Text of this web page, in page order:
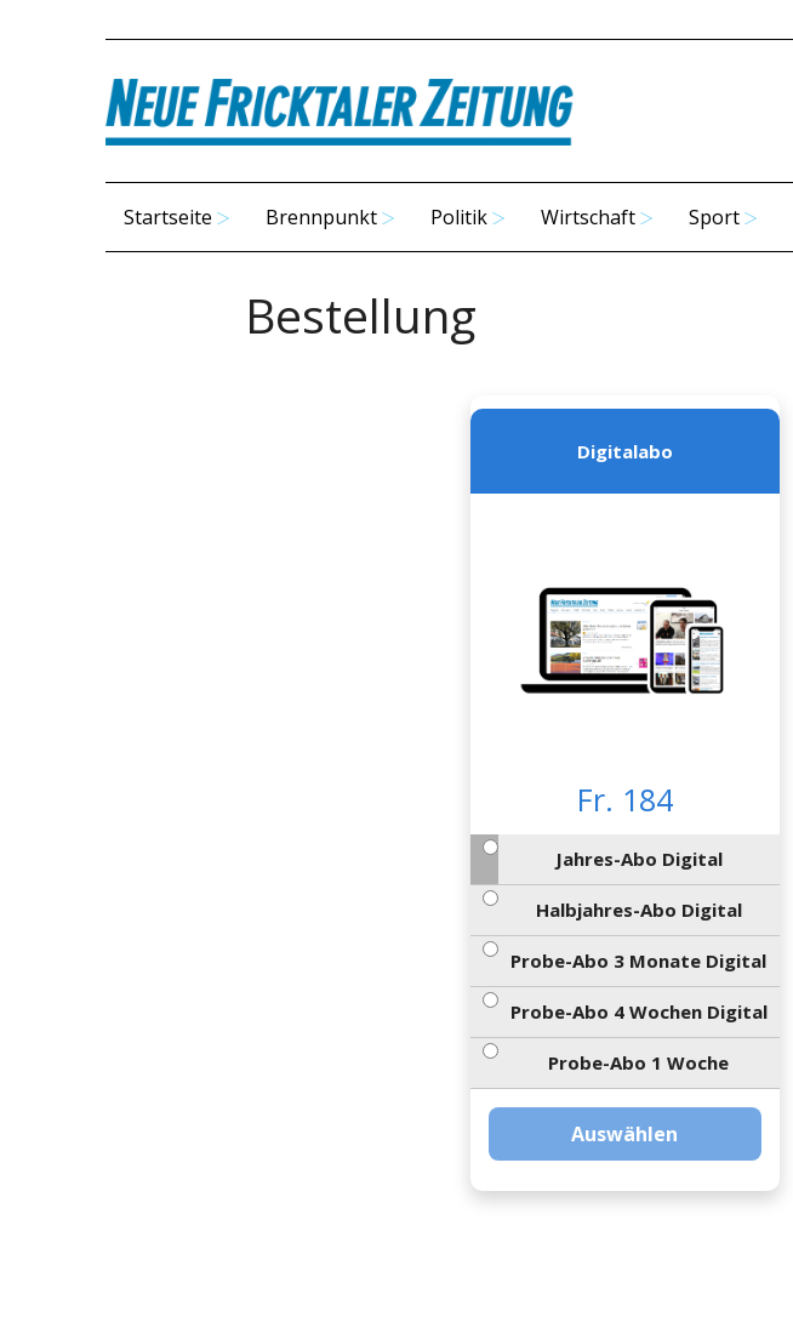
Startseite Brennpunkt Politik Wirtschaft Sport